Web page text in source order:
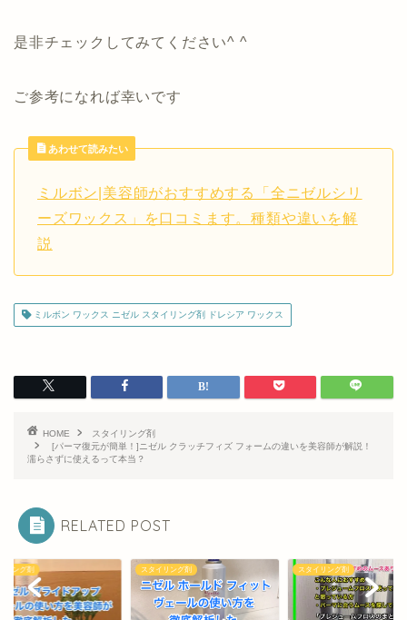
是非チェックしてみてください^ ^
ご参考になれば幸いです
あわせて読みたい
ミルボン|美容師がおすすめする「全ニゼルシリ
ーズワックス」を口コミます。種類や違いを解
説
ミルボン ワックス ニゼル スタイリング剤 ドレシア ワックス
HOME
スタイリング剤
[パーマ復元が簡単！]ニゼル クラッチフィズ フォームの違いを美容師が解説！
濡らさずに使えるって本当？
RELATED POST
リング剤 スタイリング剤 スタイリング剤